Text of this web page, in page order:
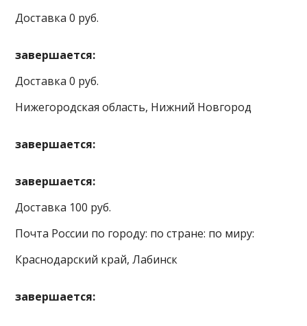
Доставка 0 руб.
завершается:
Доставка 0 руб.
Нижегородская область, Нижний Новгород
завершается:
завершается:
Доставка 100 руб.
Почта России по городу: по стране: по миру:
Краснодарский край, Лабинск
завершается: